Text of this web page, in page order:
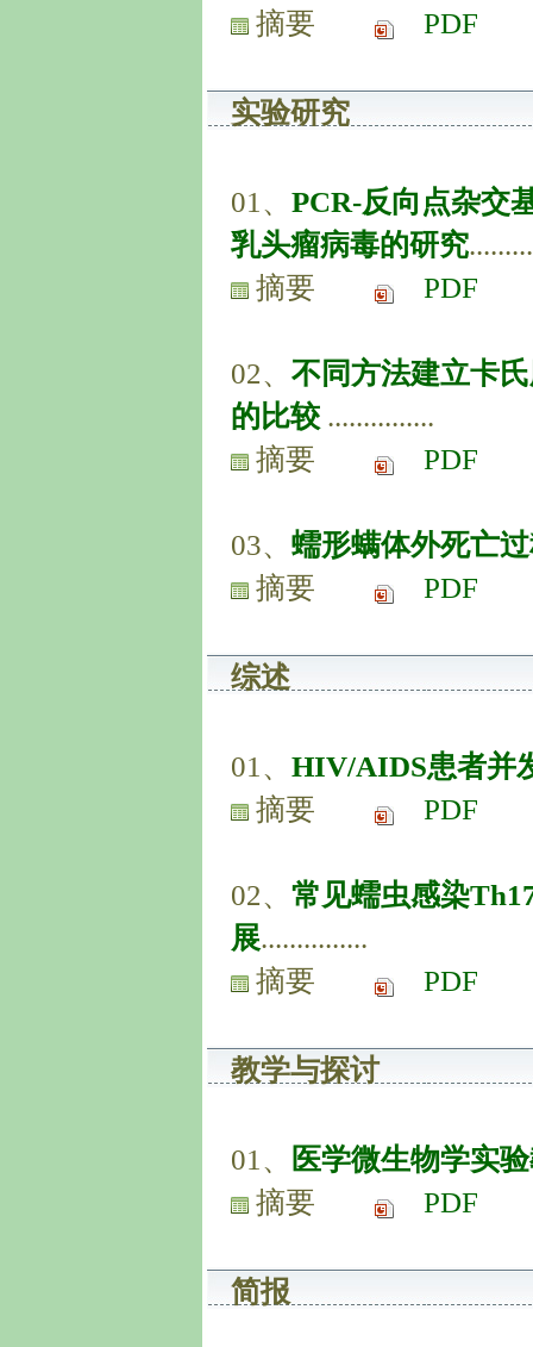
摘要
PDF
实验研究
01、 PCR-反向点杂交
乳头瘤病毒的研究
摘要
PDF
02、 不同方法建立卡
的比较 ...............
摘要
PDF
03、 蠕形螨体外死亡
摘要
PDF
综述
01、 HIV/AIDS患者并
摘要
PDF
02、 常见蠕虫感染
展...............
摘要
PDF
教学与探讨
01、
医学微生物学实
摘要
PDF
简报